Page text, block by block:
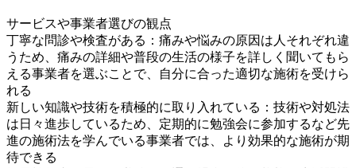
サービスや事業者選びの観点
丁寧な問診や検査がある：痛みや悩みの原因は人それぞれ違
うため、痛みの詳細や普段の生活の様子を詳しく聞いてもら
える事業者を選ぶことで、自分に合った適切な施術を受けら
れる
新しい知識や技術を積極的に取り入れている：技術や対処法
は日々進歩しているため、定期的に勉強会に参加するなど先
進の施術法を学んでいる事業者では、より効果的な施術が期
待できる